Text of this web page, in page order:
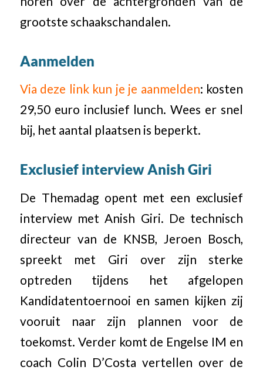
grootste schaakschandalen.
Aanmelden
Via deze link kun je je aanmelden: kosten
29,50 euro inclusief lunch. Wees er snel
bij, het aantal plaatsen is beperkt.
Exclusief interview Anish Giri
De Themadag opent met een exclusief
interview met Anish Giri. De technisch
directeur van de KNSB, Jeroen Bosch,
spreekt met Giri over zijn sterke
optreden tijdens het afgelopen
Kandidatentoernooi en samen kijken zij
vooruit naar zijn plannen voor de
toekomst. Verder komt de Engelse IM en
coach Colin D’Costa vertellen over de